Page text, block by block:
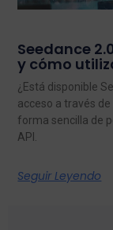
Seedance
y cómo
¿Está disponible
acceso a través
forma sencilla de
API.
Seguir Leyendo